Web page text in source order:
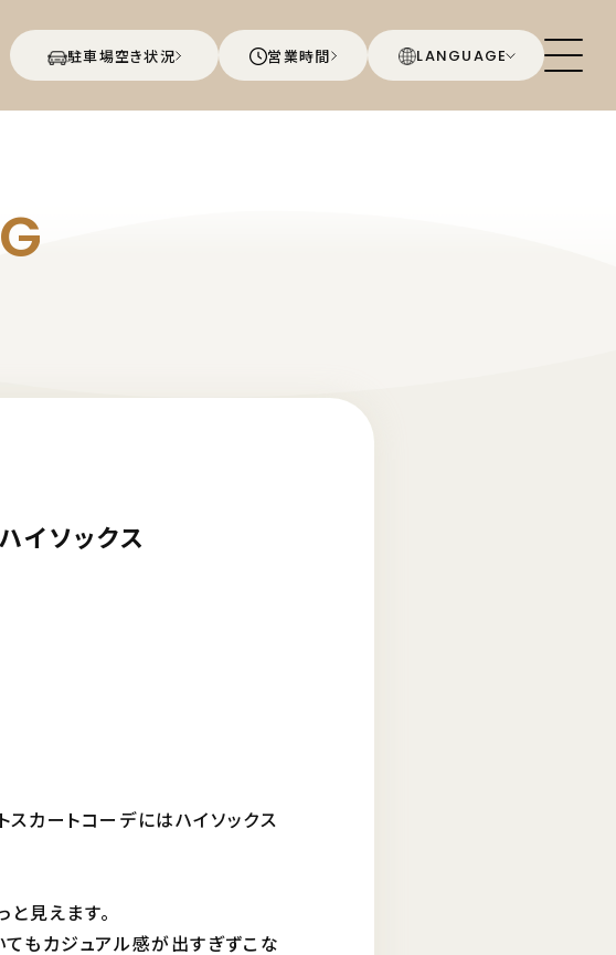
駐車場空き状況 営業時間 LANGUAGE
イソックス
カートコーデにはハイソックス
見えます。
てもカジュアル感が出すぎずこな